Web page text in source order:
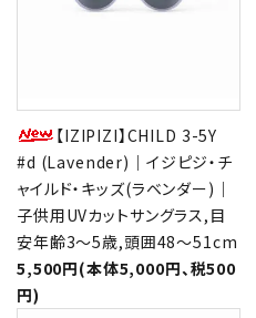
【IZIPIZI】CHILD 3-5Y
#d (Lavender)｜イジピジ・チ
ャイルド・キッズ(ラベンダー)｜
子供用UVカットサングラス,目
安年齢3～5歳,頭囲48～51cm
5,500円(本体5,000円、税500
円)